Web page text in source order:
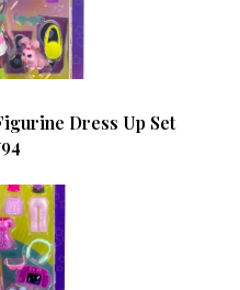
Dress Up Set